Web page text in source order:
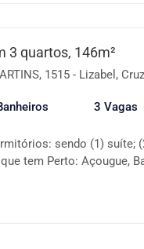
3 quartos, 146m²
1515 - Lizabel,
3 Vagas
sendo (1) suíte;
tem Perto: Açougue,
Lanchonete, Lojas,